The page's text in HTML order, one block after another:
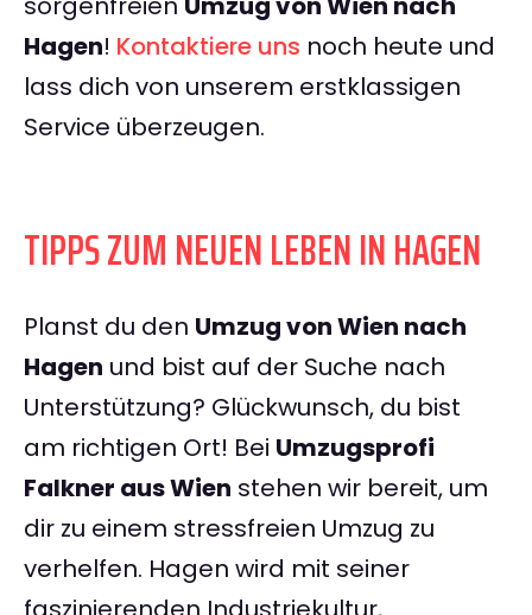
Hagen! Kontaktiere uns noch heute und
lass dich von unserem erstklassigen
Service überzeugen.
TIPPS ZUM NEUEN LEBEN IN HAGEN
Planst du den Umzug von Wien nach
Hagen und bist auf der Suche nach
Unterstützung? Glückwunsch, du bist
am richtigen Ort! Bei Umzugsprofi
Falkner aus Wien stehen wir bereit, um
dir zu einem stressfreien Umzug zu
verhelfen. Hagen wird mit seiner